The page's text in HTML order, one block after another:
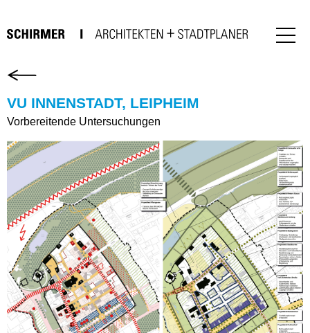
VU INNENSTADT, LEIPHEIM
Vorbereitende Untersuchungen